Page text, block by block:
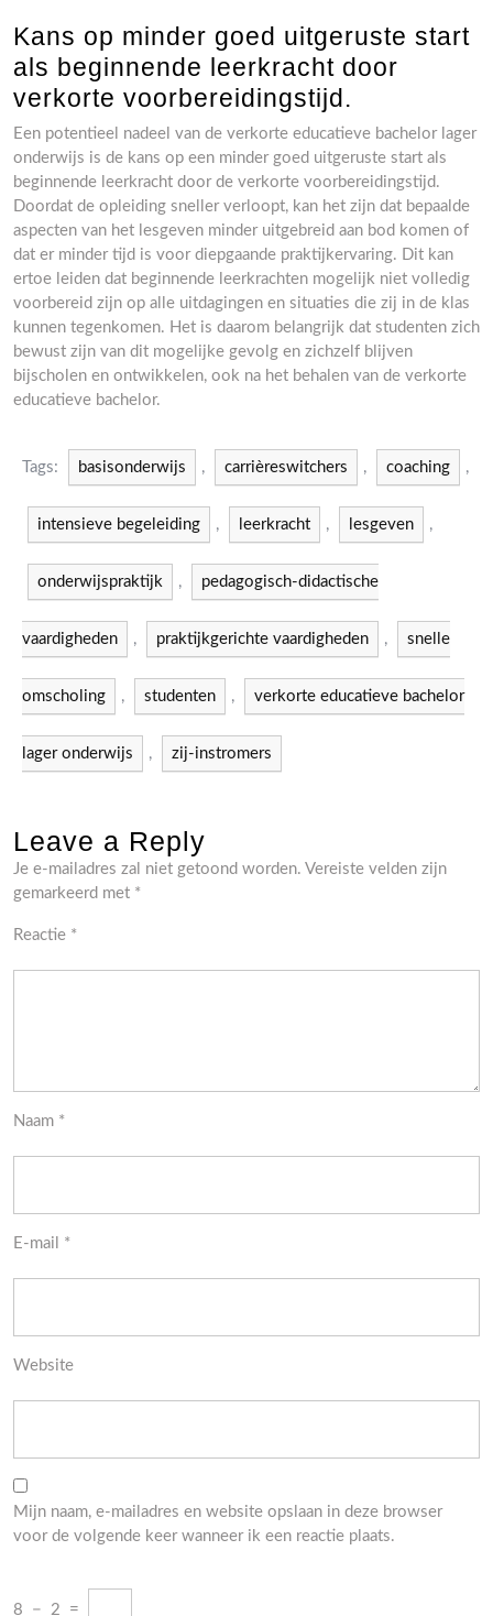
Kans op minder goed uitgeruste start
als beginnende leerkracht door
verkorte voorbereidingstijd.
Een potentieel nadeel van de verkorte educatieve bachelor lager
onderwijs is de kans op een minder goed uitgeruste start als
beginnende leerkracht door de verkorte voorbereidingstijd.
Doordat de opleiding sneller verloopt, kan het zijn dat bepaalde
aspecten van het lesgeven minder uitgebreid aan bod komen of
dat er minder tijd is voor diepgaande praktijkervaring. Dit kan
ertoe leiden dat beginnende leerkrachten mogelijk niet volledig
voorbereid zijn op alle uitdagingen en situaties die zij in de klas
kunnen tegenkomen. Het is daarom belangrijk dat studenten zich
bewust zijn van dit mogelijke gevolg en zichzelf blijven
bijscholen en ontwikkelen, ook na het behalen van de verkorte
educatieve bachelor.
Tags: basisonderwijs , carrièreswitchers , coaching ,
intensieve begeleiding , leerkracht , lesgeven ,
onderwijspraktijk , pedagogisch-didactische
vaardigheden , praktijkgerichte vaardigheden , snelle
omscholing , studenten , verkorte educatieve bachelor
lager onderwijs , zij-instromers
Leave a Reply
Je e-mailadres zal niet getoond worden. Vereiste velden zijn
gemarkeerd met *
Reactie *
Naam *
E-mail *
Website
Mijn naam, e-mailadres en website opslaan in deze browser
voor de volgende keer wanneer ik een reactie plaats.
8 − 2 =